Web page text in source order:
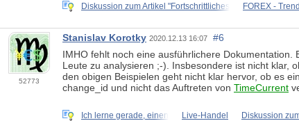
Diskussion zum Artikel "Fortschrittliches FOREX -
52773
Stanislav Korotky 2020.12.13 16:07
#6
IMHO fehlt noch eine ausführlichere
Leute zu analysieren ;-). Insbesondere ist nicht klar,
den obigen Beispielen geht nicht klar hervor, ob es
change_id und nicht das Auftreten von TimeCurrent
Ich lerne gerade, einen Live-Handel Diskussion